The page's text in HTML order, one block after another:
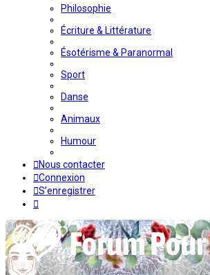
Philosophie
Écriture & Littérature
Ésotérisme & Paranormal
Sport
Danse
Animaux
Humour
Nous contacter
Connexion
S’enregistrer